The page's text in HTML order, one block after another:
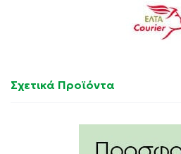
Σχετικά Προϊόντα